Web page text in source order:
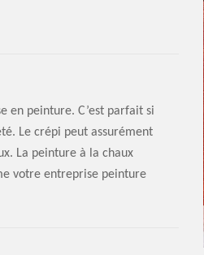
en peinture. C’est parfait si
Le crépi peut assurément
La peinture à la chaux
votre entreprise peinture